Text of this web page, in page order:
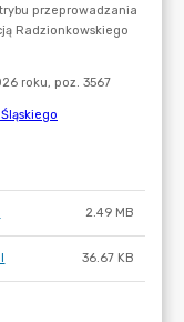
2.49 MB
36.67 KB